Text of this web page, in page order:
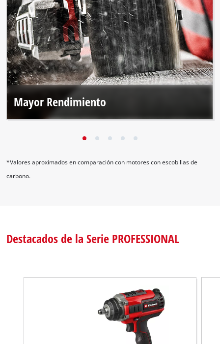
Mayor Rendimiento
El motor sin escobillas y los materiales premium brindan
*Valores aproximados en comparación con motores con escobillas de
carbono.
Destacados de la Serie PROFESSIONAL